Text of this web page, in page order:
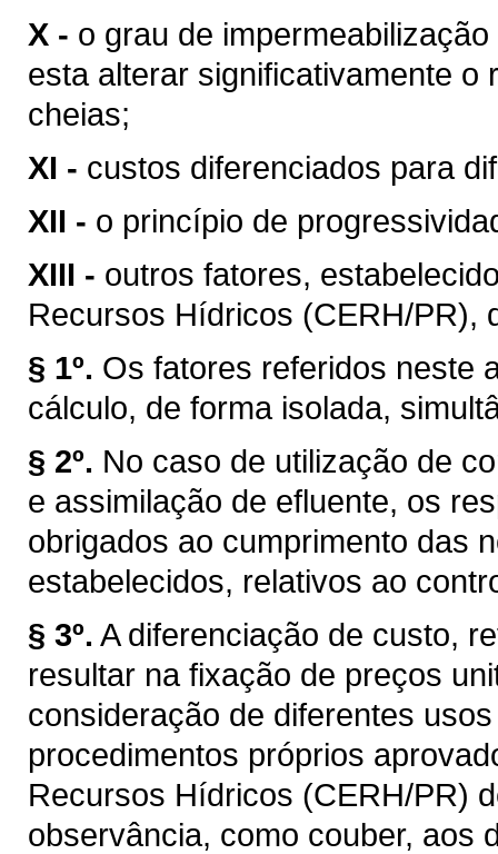
X - o grau de
esta alterar significativamente o
cheias;
XI - custos diferenciados para
XII - o princípio de
XIII - outros fatores,
Recursos Hídricos (CERH/PR),
§ 1º. Os fatores referidos neste
cálculo, de forma isolada,
§ 2º. No caso de utilização de
e assimilação de efluente, os
obrigados ao cumprimento das
estabelecidos, relativos ao
§ 3º. A diferenciação de custo,
resultar na fixação de preços
consideração de diferentes
procedimentos próprios
Recursos Hídricos (CERH/PR)
observância, como couber, aos